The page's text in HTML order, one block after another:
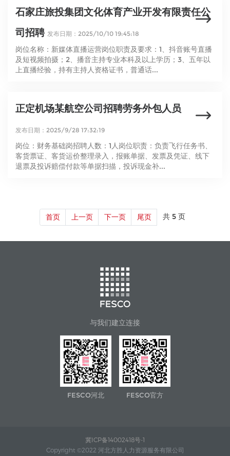
石家庄旅投集团文化体育产业开发有限责任公
司招聘 发布日期：2025/10/10 19:45:18
岗位名称：新媒体直播运营岗位职责及要求：1、抖音账号直播
及短视频拍摄；2、播音主持专业本科及以上学历；3、五年以
上直播经验，持有主持人资格证书，普通话...
正定机场某航空公司招聘劳务外包人员
发布日期：2025/9/28 17:32:19
岗位：财务基础岗招聘人数：1人岗位职责：负责飞行任务书、
客货票证、客货运价整理录入，报账单据、发票及凭证、线下
退票及投诉赔偿付款等单据扫描，投诉现金补...
首页 上一页 下一页 尾页 共 5 页
与我们建立连接
FESCO河北 FESCO官方
冀ICP备14002418号-1
Copyright ©2022 河北方胜人力资源服务有限公司